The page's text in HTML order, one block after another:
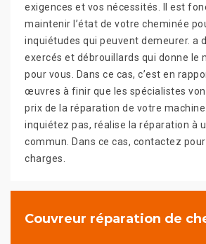
exigences et vos nécessités. Il est
maintenir l’état de votre cheminée
inquiétudes qui peuvent demeurer. a
exercés et débrouillards qui donne le
pour vous. Dans ce cas, c’est en
œuvres à finir que les spécialistes
prix de la réparation de votre
inquiétez pas, réalise la réparation à
commun. Dans ce cas, contactez
charges.
Couvreur réparation de